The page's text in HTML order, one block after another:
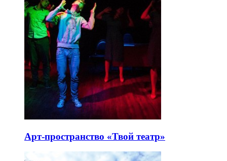
Арт-пространство «Твой театр»